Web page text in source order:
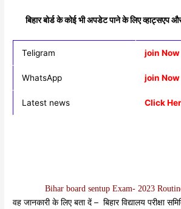
बिहार बोर्ड के कोई भी अपडेट पाने के लिए व्हाट्सएप
Teligram join Now
WhatsApp join Now
Latest news Click
Bihar board sentup Exam- 2023
वह जानकारी के लिए बता दें – बिहार विद्यालय परीक्षा